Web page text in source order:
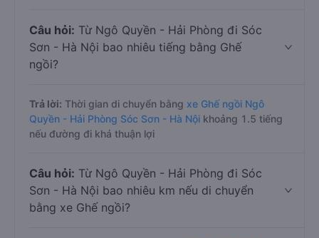
Câu hỏi: Từ Ngô Quyền - Hải Phòng đi Sóc
Sơn - Hà Nội bao nhiêu tiếng bằng Ghế
ngồi?
Trả lời: Thời gian di chuyển bằng xe Ghế ngồi Ngô
Quyền - Hải Phòng Sóc Sơn - Hà Nội khoảng 1.5 tiếng
nếu đường đi khá thuận lợi
Câu hỏi: Từ Ngô Quyền - Hải Phòng đi Sóc
Sơn - Hà Nội bao nhiêu km nếu di chuyển
bằng xe Ghế ngồi?